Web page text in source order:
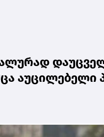
აუცილებელი